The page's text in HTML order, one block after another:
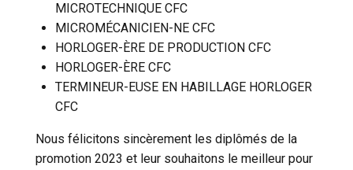
MICROTECHNIQUE CFC
MICROMÉCANICIEN-NE CFC
HORLOGER-ÈRE DE PRODUCTION CFC
HORLOGER-ÈRE CFC
TERMINEUR-EUSE EN HABILLAGE HORLOGER
CFC
Nous félicitons sincèrement les diplômés de la
promotion 2023 et leur souhaitons le meilleur pour